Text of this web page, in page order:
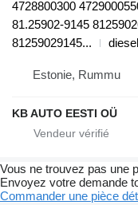
4728800300
81.25902-9145
81259029145...
diesel
Estonie, Rummu
KB AUTO EESTI OÜ
Vous ne trouvez pas une
Envoyez votre demande
Commander une pièce